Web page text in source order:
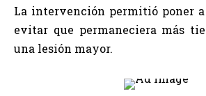
La intervención permitió poner
evitar que permaneciera más
una lesión mayor.